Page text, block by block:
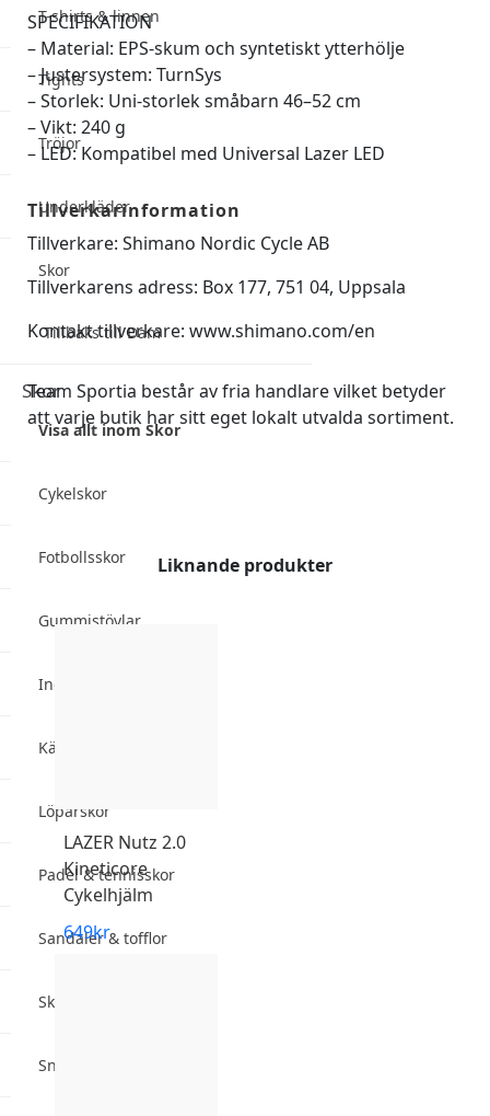
T-shirts & linnen
Tights
Tröjor
Underkläder
Skor
Tillbaks till Dam
Skor
Visa allt inom Skor
Cykelskor
Fotbollsskor
Gummistövlar
Inomhusskor
Kängor
Löparskor
Padel & tennisskor
Sandaler & tofflor
Skotillbehör
Sneakers
SPECIFIKATION
– Material: EPS-skum och syntetiskt ytterhölje
– Justersystem: TurnSys
– Storlek: Uni-storlek småbarn 46–52 cm
– Vikt: 240 g
– LED: Kompatibel med Universal Lazer LED
Tillverkarinformation
Tillverkare: Shimano Nordic Cycle AB
Tillverkarens adress: Box 177, 751 04, Uppsala
Kontakt tillverkare: www.shimano.com/en
Team Sportia består av fria handlare vilket betyder
att varje butik har sitt eget lokalt utvalda sortiment.
Liknande produkter
LAZER Nutz 2.0
Kineticore
Cykelhjälm
649kr